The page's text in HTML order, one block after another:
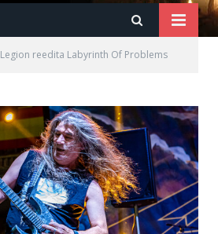
Legion reedita Labyrinth Of Problems